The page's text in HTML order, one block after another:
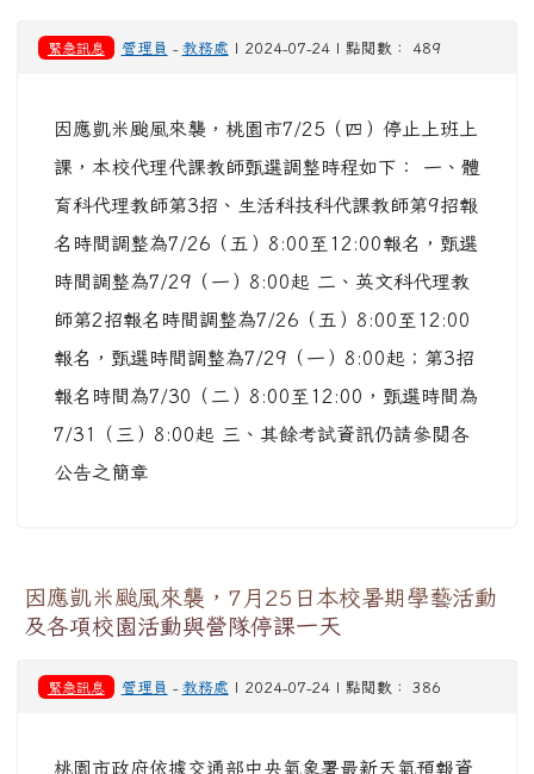
緊急訊息 管理員 - 教務處 | 2024-07-24 | 點閱數： 489
因應凱米颱風來襲，桃園市7/25（四）停止上班上
課，本校代理代課教師甄選調整時程如下： 一、體
育科代理教師第3招、生活科技科代課教師第9招報
名時間調整為7/26（五）8:00至12:00報名，甄選
時間調整為7/29（一）8:00起 二、英文科代理教
師第2招報名時間調整為7/26（五）8:00至12:00
報名，甄選時間調整為7/29（一）8:00起；第3招
報名時間為7/30（二）8:00至12:00，甄選時間為
7/31（三）8:00起 三、其餘考試資訊仍請參閱各
公告之簡章
因應凱米颱風來襲，7月25日本校暑期學藝活動
及各項校園活動與營隊停課一天
緊急訊息 管理員 - 教務處 | 2024-07-24 | 點閱數： 386
桃園市政府依據交通部中央氣象署最新天氣預報資